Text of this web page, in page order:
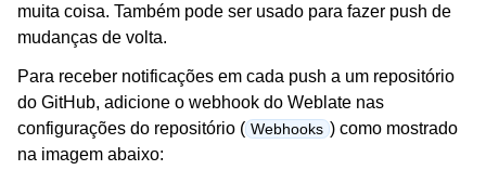
muita coisa. Também pode ser usado para fazer push de
mudanças de volta.
Para receber notificações em cada push a um repositório
do GitHub, adicione o webhook do Weblate nas
configurações do repositório ( Webhooks ) como mostrado
na imagem abaixo: